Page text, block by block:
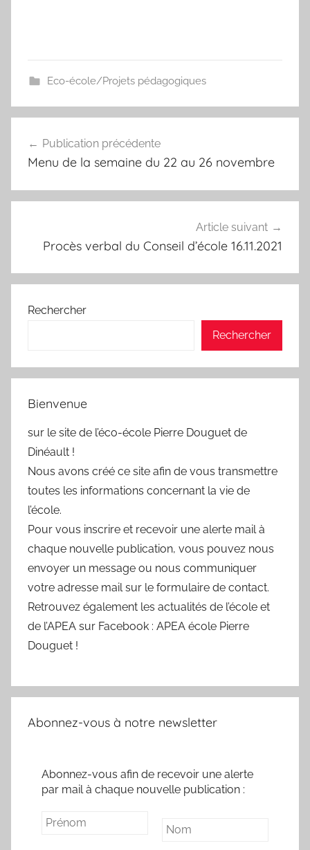
Eco-école/Projets pédagogiques
de
Publication précédente
Menu de la semaine du 22 au 26 novembre
Article suivant
Procès verbal du Conseil d’école 16.11.2021
Rechercher
Rechercher
Bienvenue
sur le site de l’éco-école Pierre Douguet de
Dinéault !
Nous avons créé ce site afin de vous transmettre
toutes les informations concernant la vie de
l’école.
Pour vous inscrire et recevoir une alerte mail à
chaque nouvelle publication, vous pouvez nous
envoyer un message ou nous communiquer
votre adresse mail sur le formulaire de contact.
Retrouvez également les actualités de l’école et
de l’APEA sur Facebook : APEA école Pierre
Douguet !
Abonnez-vous à notre newsletter
Abonnez-vous afin de recevoir une alerte
par mail à chaque nouvelle publication :